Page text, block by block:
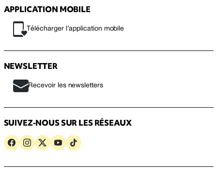
APPLICATION MOBILE
Télécharger l’application mobile
NEWSLETTER
Recevoir les newsletters
SUIVEZ-NOUS SUR LES RÉSEAUX